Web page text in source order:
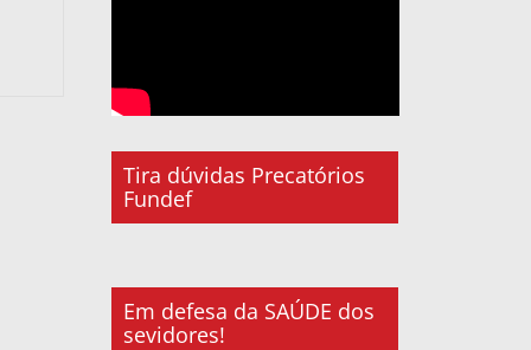
Tira dúvidas Precatórios
Fundef
Em defesa da SAÚDE dos
sevidores!